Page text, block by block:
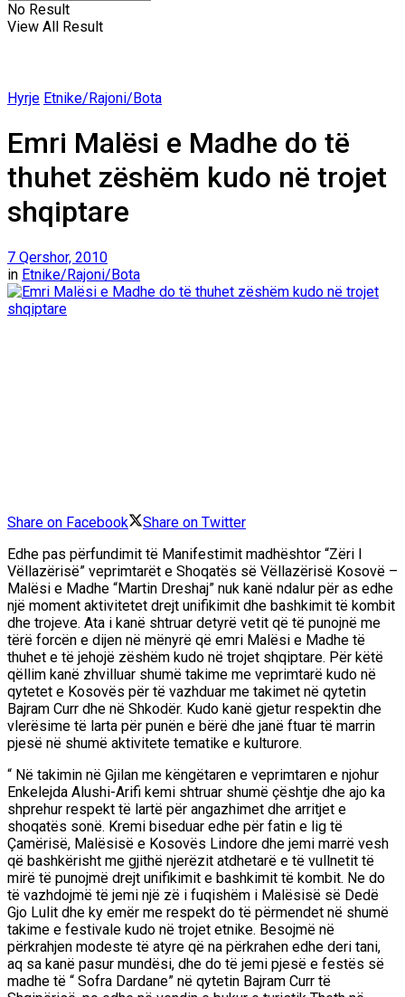
No Result
View All Result
Hyrje Etnike/Rajoni/Bota
Emri Malësi e Madhe do të
thuhet zëshëm kudo në trojet
shqiptare
7 Qershor, 2010
in Etnike/Rajoni/Bota
Share on Facebook
Share on Twitter
Edhe pas përfundimit të Manifestimit madhështor “Zëri I
Vëllazërisë” veprimtarët e Shoqatës së Vëllazërisë Kosovë –
Malësi e Madhe “Martin Dreshaj” nuk kanë ndalur për as edhe
një moment aktivitetet drejt unifikimit dhe bashkimit të kombit
dhe trojeve. Ata i kanë shtruar detyrë vetit që të punojnë me
tërë forcën e dijen në mënyrë që emri Malësi e Madhe të
thuhet e të jehojë zëshëm kudo në trojet shqiptare. Për këtë
qëllim kanë zhvilluar shumë takime me veprimtarë kudo në
qytetet e Kosovës për të vazhduar me takimet në qytetin
Bajram Curr dhe në Shkodër. Kudo kanë gjetur respektin dhe
vlerësime të larta për punën e bërë dhe janë ftuar të marrin
pjesë në shumë aktivitete tematike e kulturore.
“ Në takimin në Gjilan me këngëtaren e veprimtaren e njohur
Enkelejda Alushi-Arifi kemi shtruar shumë çështje dhe ajo ka
shprehur respekt të lartë për angazhimet dhe arritjet e
shoqatës sonë. Kremi biseduar edhe për fatin e lig të
Çamërisë, Malësisë e Kosovës Lindore dhe jemi marrë vesh
që bashkërisht me gjithë njerëzit atdhetarë e të vullnetit të
mirë të punojmë drejt unifikimit e bashkimit të kombit. Ne do
të vazhdojmë të jemi një zë i fuqishëm i Malësisë së Dedë
Gjo Lulit dhe ky emër me respekt do të përmendet në shumë
takime e festivale kudo në trojet etnike. Besojmë në
përkrahjen modeste të atyre që na përkrahen edhe deri tani,
aq sa kanë pasur mundësi, dhe do të jemi pjesë e festës së
madhe të “ Sofra Dardane” në qytetin Bajram Curr të